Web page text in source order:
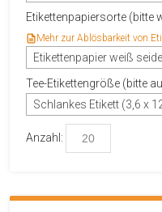
Etikettenpapiersorte (bitte
Mehr zur Ablösbarkeit von
Etikettenpapier weiß
Tee-Etikettengröße (bitte
Schlankes Etikett (3,6 x
Anzahl: